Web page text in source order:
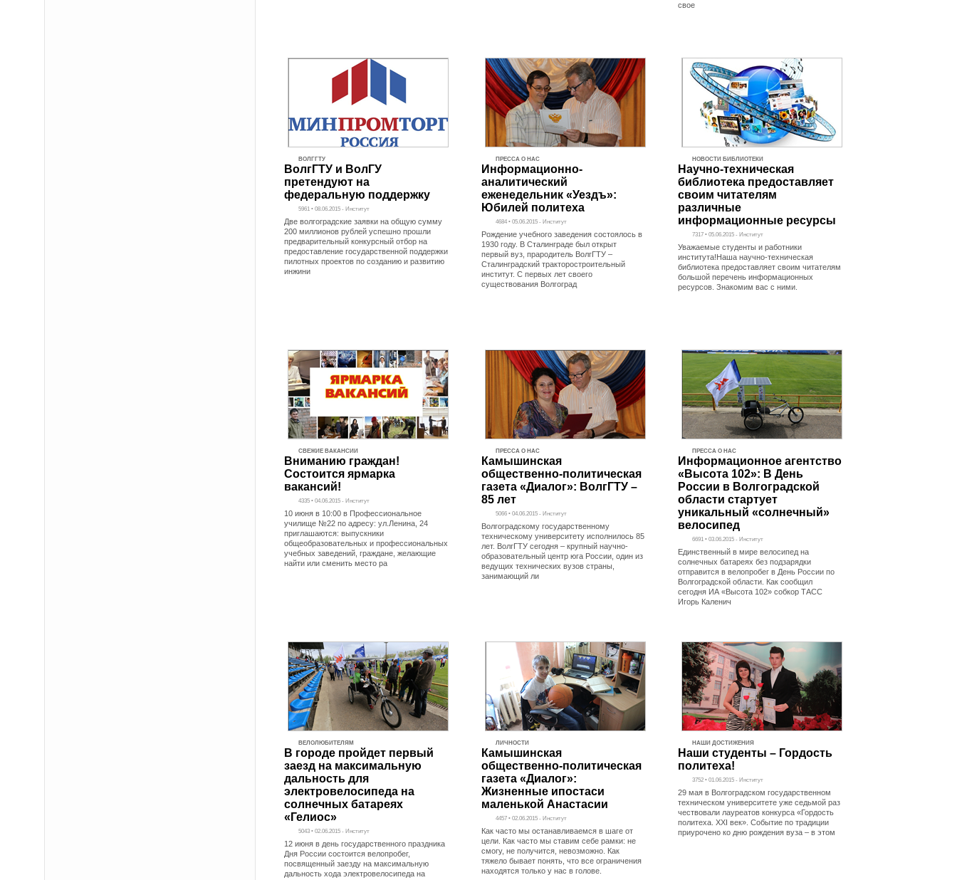
свое
ВОЛГГТУ
ВолгГТУ и ВолГУ
претендуют на
федеральную поддержку
5961 • 08.06.2015 - Институт
Две волгоградские заявки на общую сумму
200 миллионов рублей успешно прошли
предварительный конкурсный отбор на
предоставление государственной поддержки
пилотных проектов по созданию и развитию
инжини
ПРЕССА О НАС
Информационно-
аналитический
еженедельник «Уездъ»:
Юбилей политеха
4684 • 05.06.2015 - Институт
Рождение учебного заведения состоялось в
1930 году. В Сталинграде был открыт
первый вуз, прародитель ВолгГТУ –
Сталинградский тракторостроительный
институт. С первых лет своего
существования Волгоград
НОВОСТИ БИБЛИОТЕКИ
Научно-техническая
библиотека предоставляет
своим читателям
различные
информационные ресурсы
7317 • 05.06.2015 - Институт
Уважаемые студенты и работники
института!Наша научно-техническая
библиотека предоставляет своим читателям
большой перечень информационных
ресурсов. Знакомим вас с ними.
СВЕЖИЕ ВАКАНСИИ
Вниманию граждан!
Состоится ярмарка
вакансий!
4335 • 04.06.2015 - Институт
10 июня в 10:00 в Профессиональное
училище №22 по адресу: ул.Ленина, 24
приглашаются: выпускники
общеобразовательных и профессиональных
учебных заведений, граждане, желающие
найти или сменить место ра
ПРЕССА О НАС
Камышинская
общественно-политическая
газета «Диалог»: ВолгГТУ –
85 лет
5066 • 04.06.2015 - Институт
Волгоградскому государственному
техническому университету исполнилось 85
лет. ВолгГТУ сегодня – крупный научно-
образовательный центр юга России, один из
ведущих технических вузов страны,
занимающий ли
ПРЕССА О НАС
Информационное агентство
«Высота 102»: В День
России в Волгоградской
области стартует
уникальный «солнечный»
велосипед
6691 • 03.06.2015 - Институт
Единственный в мире велосипед на
солнечных батареях без подзарядки
отправится в велопробег в День России по
Волгоградской области. Как сообщил
сегодня ИА «Высота 102» собкор ТАСС
Игорь Каленич
ВЕЛОЛЮБИТЕЛЯМ
В городе пройдет первый
заезд на максимальную
дальность для
электровелосипеда на
солнечных батареях
«Гелиос»
5043 • 02.06.2015 - Институт
12 июня в день государственного праздника
Дня России состоится велопробег,
посвященный заезду на максимальную
дальность хода электровелосипеда на
ЛИЧНОСТИ
Камышинская
общественно-политическая
газета «Диалог»:
Жизненные ипостаси
маленькой Анастасии
4457 • 02.06.2015 - Институт
Как часто мы останавливаемся в шаге от
цели. Как часто мы ставим себе рамки: не
смогу, не получится, невозможно. Как
тяжело бывает понять, что все ограничения
находятся только у нас в голове.
НАШИ ДОСТИЖЕНИЯ
Наши студенты – Гордость
политеха!
3752 • 01.06.2015 - Институт
29 мая в Волгоградском государственном
техническом университете уже седьмой раз
чествовали лауреатов конкурса «Гордость
политеха. XXI век». Событие по традиции
приурочено ко дню рождения вуза – в этом